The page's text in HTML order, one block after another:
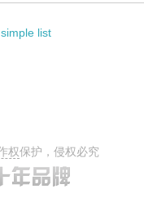
simple list
权保护，侵权必究